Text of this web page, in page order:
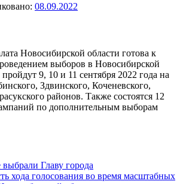
08.09.2022
Новосибирской области готова к
выборов в Новосибирской
9, 10 и 11 сентября 2022 года на
Здвинского, Коченевского,
районов. Также состоятся 12
по дополнительным выборам
Главу города
хода голосования во время масштабных